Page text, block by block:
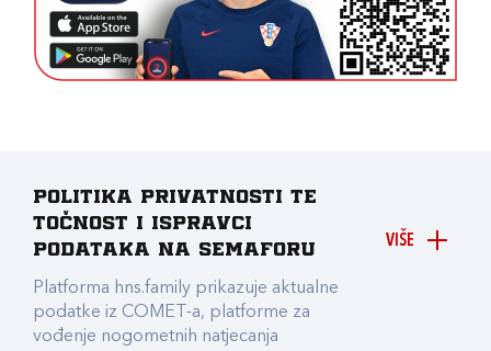
VIŠE
Politika privatnosti te
točnost i ispravci
podataka na Semaforu
Platforma hns.family prikazuje aktualne
podatke iz COMET-a, platforme za
vođenje nogometnih natjecanja